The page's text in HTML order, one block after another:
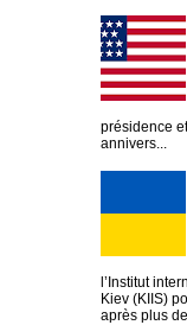
présidence
annivers...
l’Institut
Kiev (KIIS)
après plus